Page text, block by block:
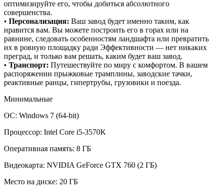
оптимизируйте его, чтобы добиться абсолютного
совершенства.
• Персонализация: Ваш завод будет именно таким, как
нравится вам. Вы можете построить его в горах или на
равнине, следовать особенностям ландшафта или превратить
их в ровную площадку ради Эффективности — нет никаких
преград, и только вам решать, каким будет ваш завод.
• Транспорт: Путешествуйте по миру с комфортом. В вашем
распоряжении прыжковые трамплины, заводские тачки,
реактивные ранцы, гипертрубы, грузовики и поезда.
Минимальные
ОС: Windows 7 (64-bit)
Процессор: Intel Core i5-3570K
Оперативная память: 8 ГБ
Видеокарта: NVIDIA GeForce GTX 760 (2 ГБ)
Место на диске: 20 ГБ